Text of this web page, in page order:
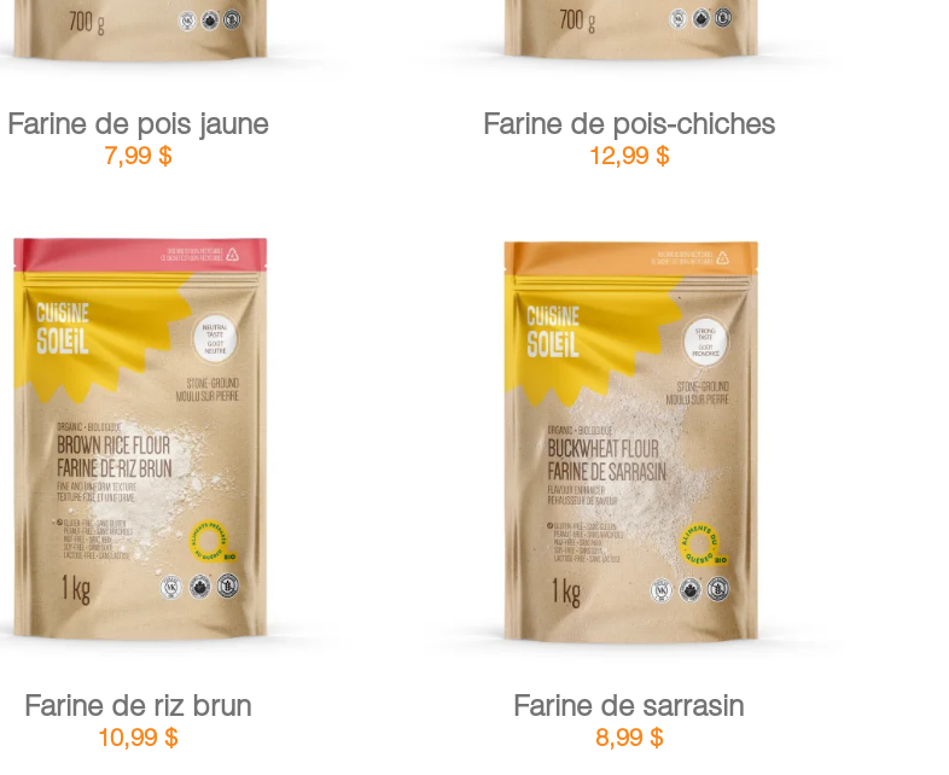
Farine de pois jaune
7,99 $
Farine de pois-chiches
12,99$
AJOUTER AU PANIER DÉTAILS
Farine de riz brun
10,99$
AJOUTER AU PANIER /
Farine de sarrasin
8,99 $